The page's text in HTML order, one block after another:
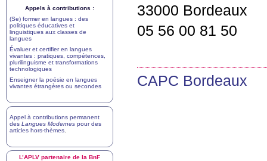
33000 Bordeaux
05 56 00 81 50
CAPC Bordeaux
Appels à contributions :
(Se) former en langues : des
politiques éducatives et
linguistiques aux classes de
langues
Évaluer et certifier en langues
vivantes : pratiques, compétences,
plurilinguisme et transformations
technologiques
Enseigner la poésie en langues
vivantes étrangères ou secondes
Appel à contributions permanent
des Langues Modernes pour des
articles hors-thèmes
L’APLV partenaire de la BnF